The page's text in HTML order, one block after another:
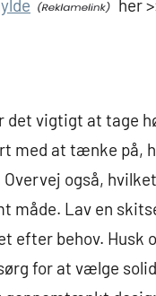
her
det vigtigt at tage
med at tænke på,
også,
måde. Lav en
efter behov. Husk
for at vælge